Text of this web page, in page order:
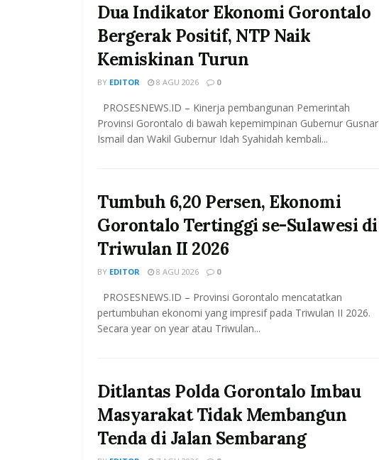
Dua Indikator Ekonomi Gorontalo
Bergerak Positif, NTP Naik
Kemiskinan Turun
BY EDITOR 8 AGU 2026 0
PROSESNEWS.ID – Kinerja pembangunan Pemerintah
Provinsi Gorontalo di bawah kepemimpinan Gubernur Gusnar
Ismail dan Wakil Gubernur Idah Syahidah kembali...
Tumbuh 6,20 Persen, Ekonomi
Gorontalo Tertinggi se-Sulawesi di
Triwulan II 2026
BY EDITOR 8 AGU 2026 0
PROSESNEWS.ID – Provinsi Gorontalo mencatatkan
pertumbuhan ekonomi yang impresif pada Triwulan II 2026.
Secara year on year atau Triwulan...
Ditlantas Polda Gorontalo Imbau
Masyarakat Tidak Membangun
Tenda di Jalan Sembarang